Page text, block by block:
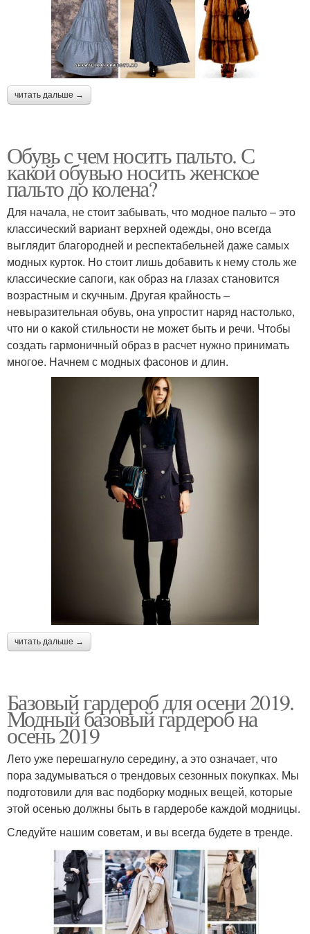
читать дальше →
Обувь с чем носить пальто. С
какой обувью носить женское
пальто до колена?
Для начала, не стоит забывать, что модное пальто – это
классический вариант верхней одежды, оно всегда
выглядит благородней и респектабельней даже самых
модных курток. Но стоит лишь добавить к нему столь же
классические сапоги, как образ на глазах становится
возрастным и скучным. Другая крайность –
невыразительная обувь, она упростит наряд настолько,
что ни о какой стильности не может быть и речи. Чтобы
создать гармоничный образ в расчет нужно принимать
многое. Начнем с модных фасонов и длин.
читать дальше →
Базовый гардероб для осени 2019.
Модный базовый гардероб на
осень 2019
Лето уже перешагнуло середину, а это означает, что
пора задумываться о трендовых сезонных покупках. Мы
подготовили для вас подборку модных вещей, которые
этой осенью должны быть в гардеробе каждой модницы.
Следуйте нашим советам, и вы всегда будете в тренде.